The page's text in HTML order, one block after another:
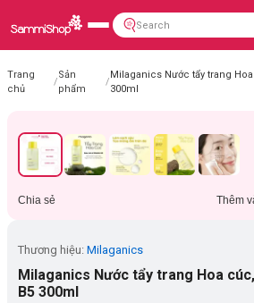
Trang
chủ
/
Sản
phẩm
/
Milaganics Nước tẩy trang
300ml
Chia sẻ Thêm
Thương hiệu: Milaganics
Milaganics Nước tẩy trang Hoa
B5 300ml